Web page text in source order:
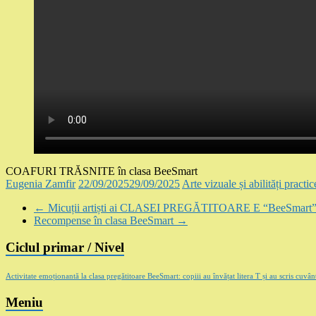
COAFURI TRĂSNITE în clasa BeeSmart
Eugenia Zamfir 22/09/202529/09/2025 Arte vizuale și abilități
← Micuții artiști ai CLASEI PREGĂTITOARE E “BeeSmart”
Recompense în clasa BeeSmart →
Ciclul primar / Nivel
Activitate emoționantă la clasa pregătitoare BeeSmart: copiii au învățat litera T și au scris
Meniu